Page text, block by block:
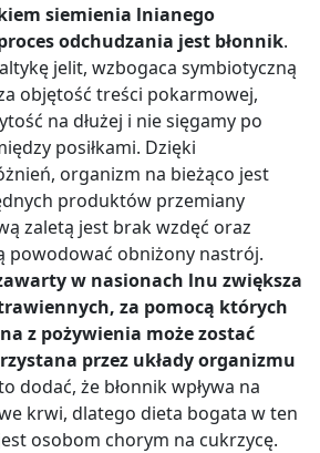
siemienia lnianego
odchudzania jest błonnik.
jelit, wzbogaca symbiotyczną
objętość treści pokarmowej,
na dłużej i nie sięgamy po
posiłkami. Dzięki
organizm na bieżąco jest
produktów przemiany
zaletą jest brak wzdęć oraz
powodować obniżony nastrój.
w nasionach lnu zwiększa
za pomocą których
z pożywienia może zostać
przez układy organizmu
dodać, że błonnik wpływa na
krwi, dlatego dieta bogata w ten
osobom chorym na cukrzycę.